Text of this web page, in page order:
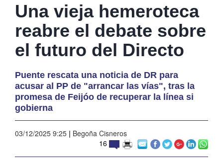
Una vieja hemeroteca
reabre el debate sobre
el futuro del Directo
Puente rescata una noticia de DR para
acusar al PP de "arrancar las vías", tras la
promesa de Feijóo de recuperar la línea si
gobierna
03/12/2025 9:25 | Begoña Cisneros
16